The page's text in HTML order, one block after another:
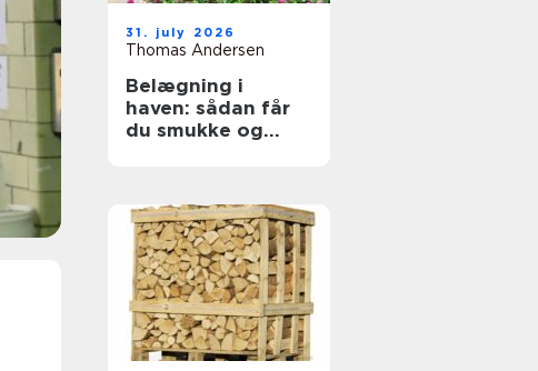
31. july 2026
Thomas Andersen
Belægning i
haven: sådan får
du smukke og